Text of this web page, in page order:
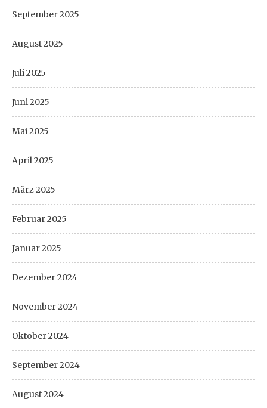
September 2025
August 2025
Juli 2025
Juni 2025
Mai 2025
April 2025
März 2025
Februar 2025
Januar 2025
Dezember 2024
November 2024
Oktober 2024
September 2024
August 2024